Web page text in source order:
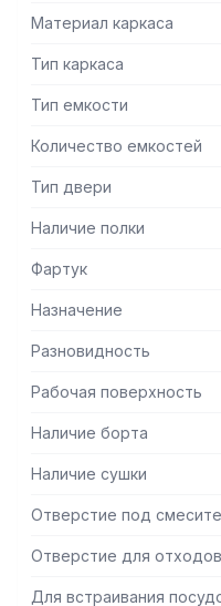
Материал каркаса
Тип каркаса
Тип емкости
Количество емкостей
Тип двери
Наличие полки
Фартук
Назначение
Разновидность
Рабочая поверхность
Наличие борта
Наличие сушки
Отверстие под
Отверстие для отходов
Для встраивания